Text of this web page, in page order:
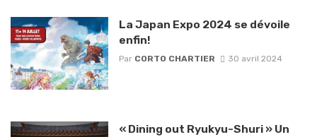
La Japan Expo 2024 se dévoile
enfin!
Par CORTO CHARTIER 30 avril 2024
« Dining out Ryukyu-Shuri » Un